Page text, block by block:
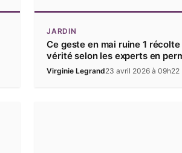
JARDIN
Ce geste en mai ruine 1
vérité selon les experts en
Virginie Legrand23 avril 2026 à 09h22